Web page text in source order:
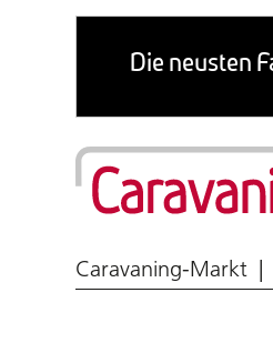
Caravaning-Markt